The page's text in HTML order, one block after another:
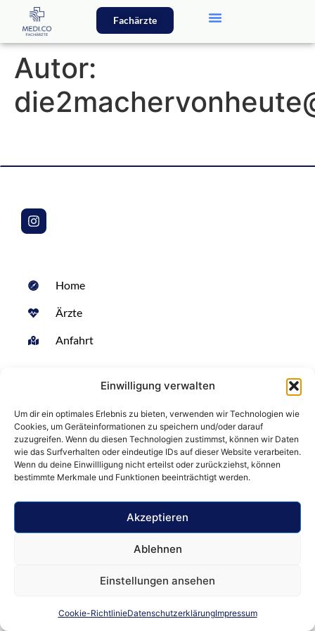
Einwilligung verwalten
Um dir ein optimales Erlebnis zu bieten, verwenden wir Technologien wie
Cookies, um Geräteinformationen zu speichern und/oder darauf
zuzugreifen. Wenn du diesen Technologien zustimmst, können wir Daten
wie das Surfverhalten oder eindeutige IDs auf dieser Website verarbeiten.
Wenn du deine Einwillligung nicht erteilst oder zurückziehst, können
bestimmte Merkmale und Funktionen beeinträchtigt werden.
Akzeptieren
Ablehnen
Einstellungen ansehen
Cookie-RichtlinieDatenschutzerklärungImpressum
Fachärzte
Autor:
Home
Ärzte
Anfahrt